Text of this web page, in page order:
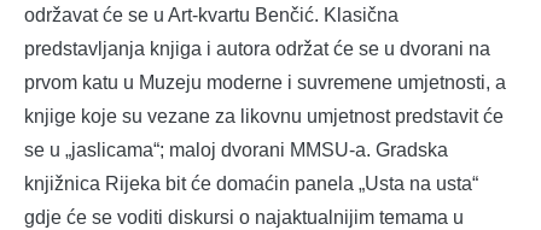
održavat će se u Art-kvartu Benčić. Klasična
predstavljanja knjiga i autora održat će se u dvorani na
prvom katu u Muzeju moderne i suvremene umjetnosti, a
knjige koje su vezane za likovnu umjetnost predstavit će
se u „jaslicama“; maloj dvorani MMSU-a. Gradska
knjižnica Rijeka bit će domaćin panela „Usta na usta“
gdje će se voditi diskursi o najaktualnijim temama u